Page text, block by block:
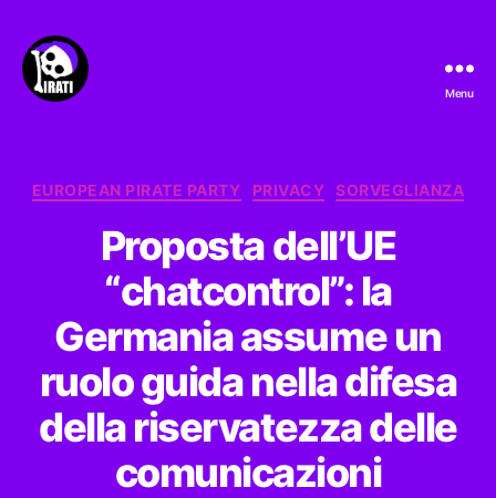
Menu
Categorie
EUROPEAN PIRATE PARTY PRIVACY SORVEGLIANZA
Proposta dell’UE
“chatcontrol”: la
Germania assume un
ruolo guida nella difesa
della riservatezza delle
comunicazioni